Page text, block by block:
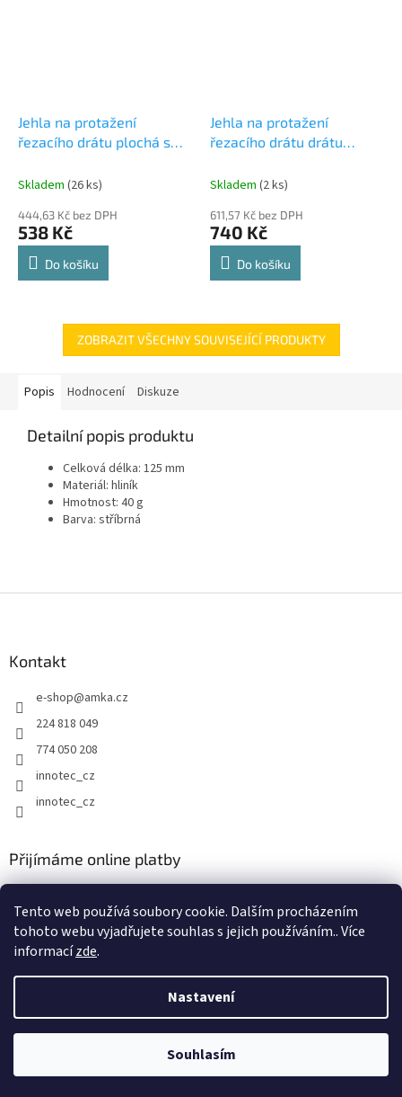
Tento web používá soubory cookie. Dalším procházením
tohoto webu vyjadřujete souhlas s jejich používáním.. Více
informacízde.
Nastavení
Souhlasím
Jehla na protažení
řezacího drátu plochá s
Skladem (26 ks)
444,63 Kč bez DPH
538 Kč
Do košíku
Jehla na protažení
řezacího drátu drátu
očkem
Skladem (2 ks)
611,57 Kč bez DPH
740 Kč
Do košíku
ZOBRAZIT VŠECHNY SOUVISEJÍCÍ PRODUKTY
Popis Hodnocení Diskuze
Detailní popis produktu
Celková délka: 125 mm
Materiál: hliník
Hmotnost: 40 g
Barva: stříbrná
Kontakt
e-shop@amka.cz
224 818 049
774 050 208
innotec_cz
innotec_cz
Přijímáme online platby
Copyright 2026AMKA Trading, spol. s r.o.. Všechna práva
vyhrazena.